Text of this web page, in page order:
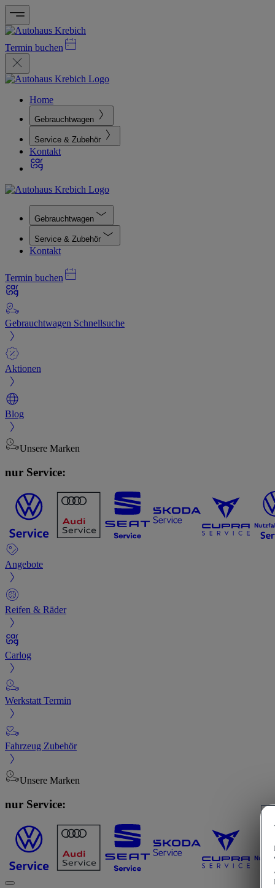
Termin buchen
Home
Gebrauchtwagen
Service & Zubehör
Kontakt
Gebrauchtwagen
Service & Zubehör
Kontakt
Termin buchen
Gebrauchtwagen Schnellsuche
Aktionen
Blog
Unsere Marken
nur Service:
Angebote
Reifen & Räder
Carlog
Werkstatt Termin
Fahrzeug Zubehör
Unsere Marken
nur Service: